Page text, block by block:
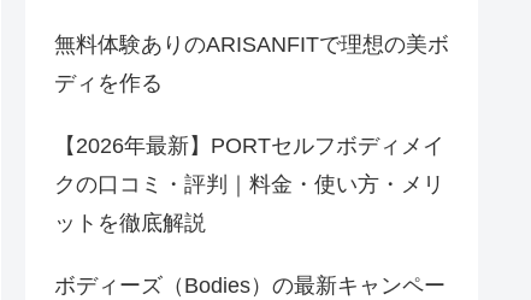
無料体験ありのARISANFITで理想の美ボ
ディを作る
【2026年最新】PORTセルフボディメイ
クの口コミ・評判｜料金・使い方・メリ
ットを徹底解説
ボディーズ（Bodies）の最新キャンペー